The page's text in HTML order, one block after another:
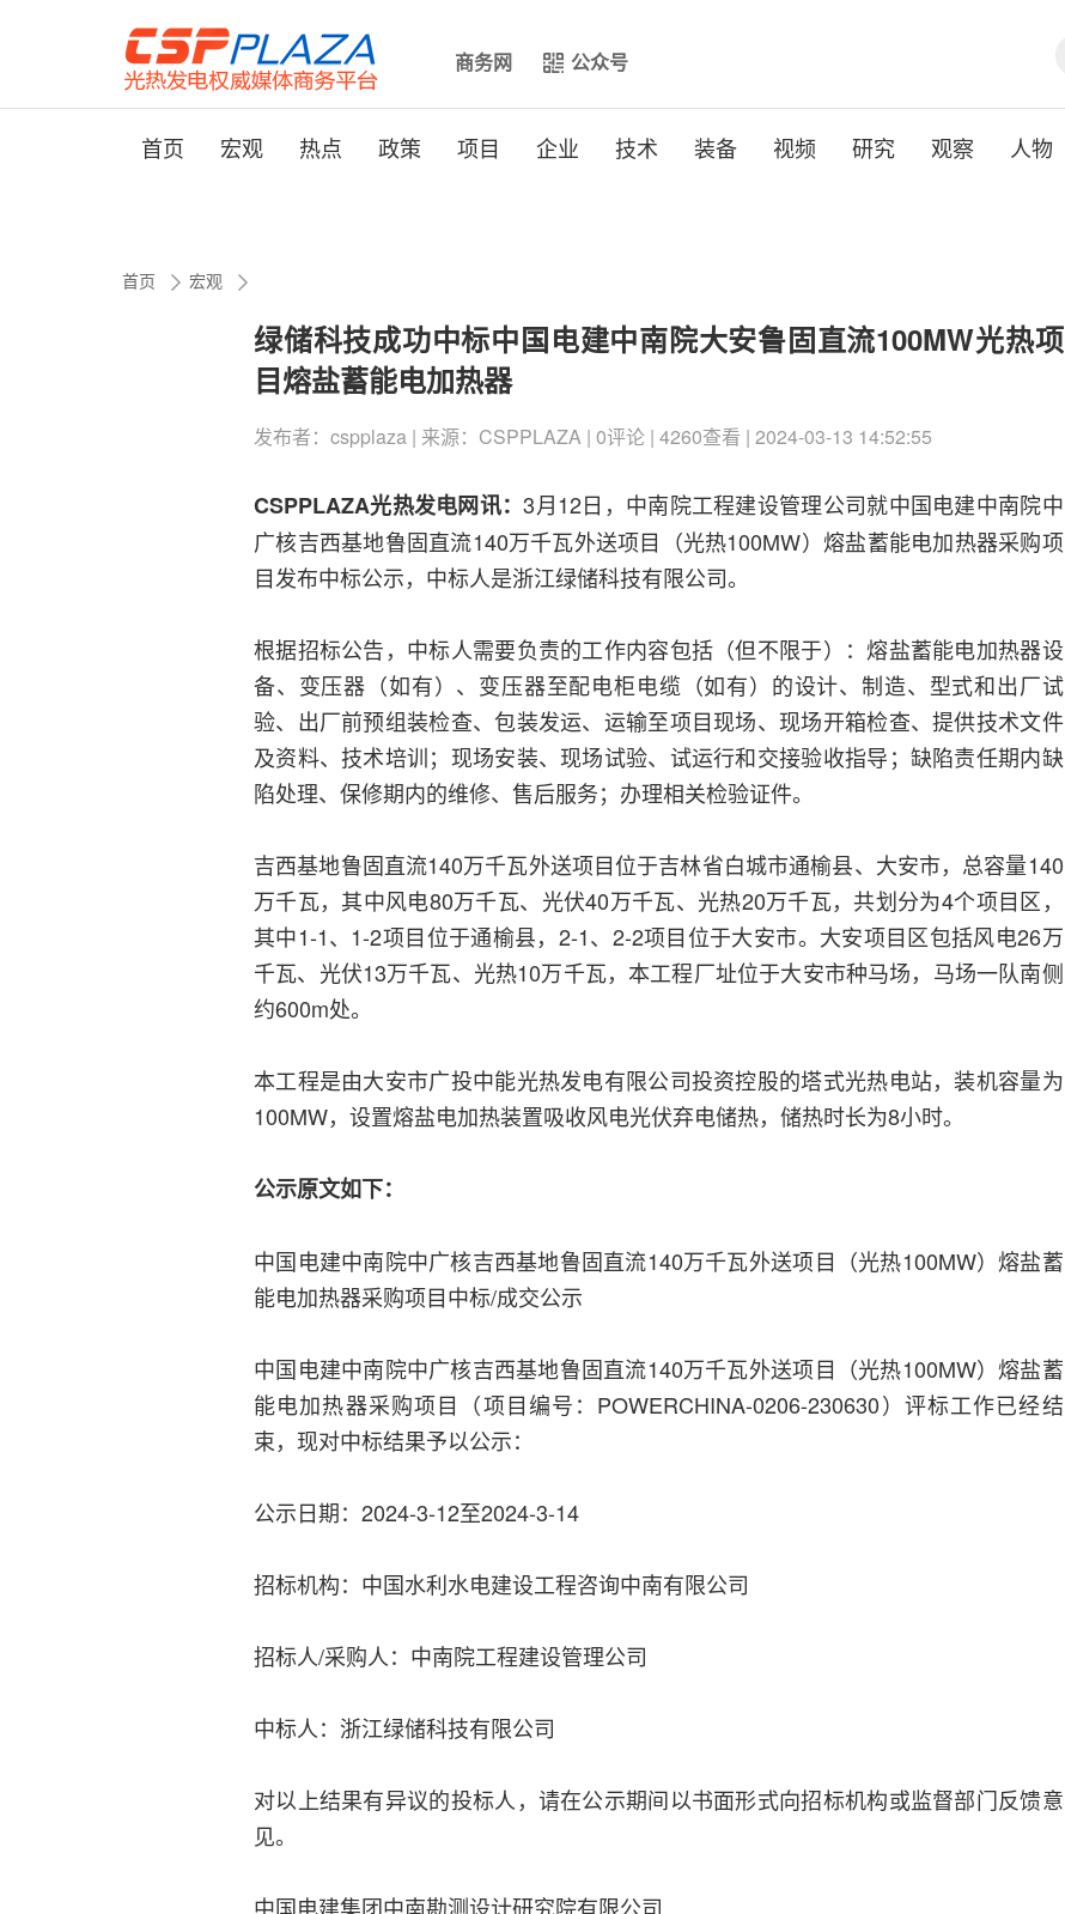
商务网 公众号
首页 宏观 热点 政策 项目 企业 技术 装备 视频 研究 观察 人物
首页 宏观
绿储科技成功中标中国电建中南院大安鲁固直流100MW光热项
目熔盐蓄能电加热器
发布者：cspplaza | 来源：CSPPLAZA | 0评论 | 4260查看 | 2024-03-13 14:52:55
CSPPLAZA光热发电网讯：3月12日，中南院工程建设管理公司就中国电建中南院中
广核吉西基地鲁固直流140万千瓦外送项目（光热100MW）熔盐蓄能电加热器采购项
目发布中标公示，中标人是浙江绿储科技有限公司。
根据招标公告，中标人需要负责的工作内容包括（但不限于）：熔盐蓄能电加热器设
备、变压器（如有）、变压器至配电柜电缆（如有）的设计、制造、型式和出厂试
验、出厂前预组装检查、包装发运、运输至项目现场、现场开箱检查、提供技术文件
及资料、技术培训；现场安装、现场试验、试运行和交接验收指导；缺陷责任期内缺
陷处理、保修期内的维修、售后服务；办理相关检验证件。
吉西基地鲁固直流140万千瓦外送项目位于吉林省白城市通榆县、大安市，总容量140
万千瓦，其中风电80万千瓦、光伏40万千瓦、光热20万千瓦，共划分为4个项目区，
其中1-1、1-2项目位于通榆县，2-1、2-2项目位于大安市。大安项目区包括风电26万
千瓦、光伏13万千瓦、光热10万千瓦，本工程厂址位于大安市种马场，马场一队南侧
约600m处。
本工程是由大安市广投中能光热发电有限公司投资控股的塔式光热电站，装机容量为
100MW，设置熔盐电加热装置吸收风电光伏弃电储热，储热时长为8小时。
公示原文如下：
中国电建中南院中广核吉西基地鲁固直流140万千瓦外送项目（光热100MW）熔盐蓄
能电加热器采购项目中标/成交公示
中国电建中南院中广核吉西基地鲁固直流140万千瓦外送项目（光热100MW）熔盐蓄
能电加热器采购项目（项目编号：POWERCHINA-0206-230630）评标工作已经结
束，现对中标结果予以公示：
公示日期：2024-3-12至2024-3-14
招标机构：中国水利水电建设工程咨询中南有限公司
招标人/采购人：中南院工程建设管理公司
中标人：浙江绿储科技有限公司
对以上结果有异议的投标人，请在公示期间以书面形式向招标机构或监督部门反馈意
见。
中国电建集团中南勘测设计研究院有限公司